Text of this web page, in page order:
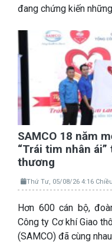
đang chứng kiến
SAMCO 18 năm
“Trái tim nhân
thương
Thứ Tư, 05/08/26 4:16 Chiều
Hơn 600 cán bộ,
Công ty Cơ khí Giao
(SAMCO) đã cùng